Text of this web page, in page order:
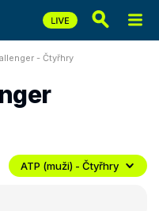
- Čtyřhry
ATP (muži) - Čtyřhry